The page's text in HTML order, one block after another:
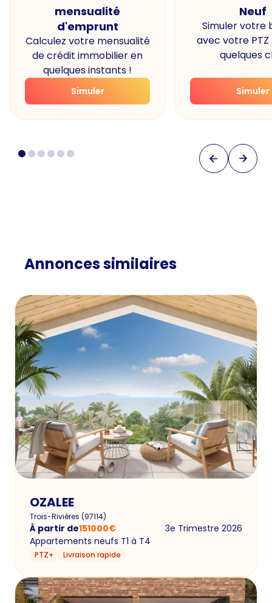
mensualité
d'emprunt
Calculez votre mensualité
de crédit immobilier en
quelques instants !
Simuler
Neuf
Simuler votre
avec votre PTZ
quelques
Simuler
Annonces similaires
OZALEE
Trois-Rivières (97114)
À partir de151000€
3e Trimestre 2026
Appartements neufs T1 à T4
PTZ+ Livraison rapide